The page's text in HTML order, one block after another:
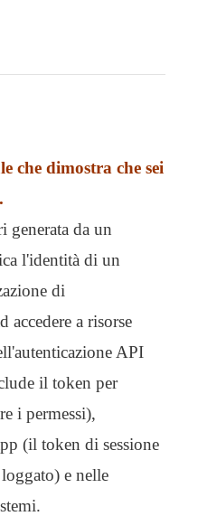
che dimostra che sei
generata da un
l'identità di un
di
accedere a risorse
API
il token per
i permessi),
(il token di sessione
e nelle